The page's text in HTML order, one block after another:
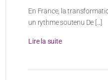
En France, la
un rythme soutenu De [...]
Lire la suite